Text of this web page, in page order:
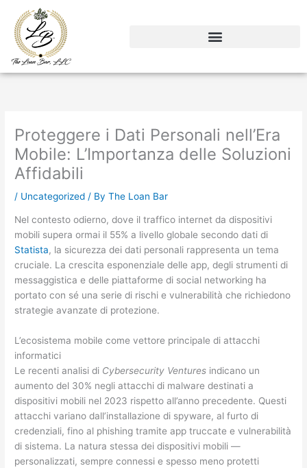
content
Proteggere i Dati Personali nell’Era
Mobile: L’Importanza delle Soluzioni
Affidabili
/ Uncategorized / ByThe Loan Bar
Nel contesto odierno, dove il traffico internet da dispositivi
mobili supera ormai il 55% a livello globale secondo dati di
Statista, la sicurezza dei dati personali rappresenta un tema
cruciale. La crescita esponenziale delle app, degli strumenti di
messaggistica e delle piattaforme di social networking ha
portato con sé una serie di rischi e vulnerabilità che richiedono
strategie avanzate di protezione.
L’ecosistema mobile come vettore principale di attacchi
informatici
Le recenti analisi di Cybersecurity Ventures indicano un
aumento del 30% negli attacchi di malware destinati a
dispositivi mobili nel 2023 rispetto all’anno precedente. Questi
attacchi variano dall’installazione di spyware, al furto di
credenziali, fino al phishing tramite app truccate e vulnerabilità
di sistema. La natura stessa dei dispositivi mobili —
personalizzati, sempre connessi e spesso meno protetti